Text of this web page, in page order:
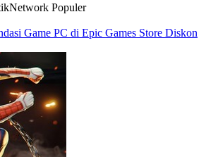
Populer
Game PC di Epic Games Store Diskon